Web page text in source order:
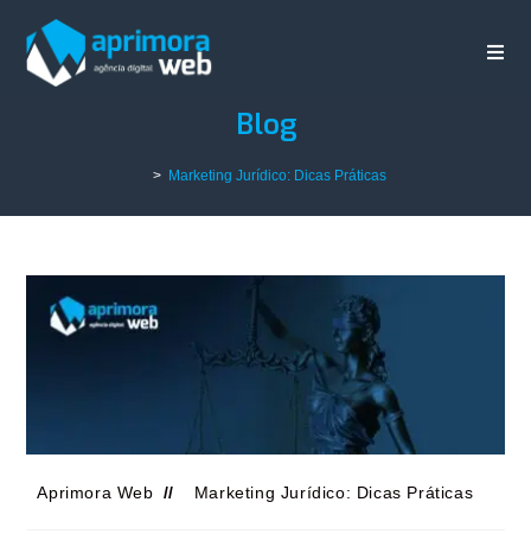
Blog
> Marketing Jurídico: Dicas Práticas
Aprimora Web Marketing Jurídico: Dicas Práticas